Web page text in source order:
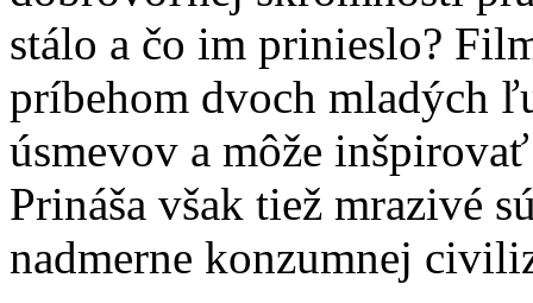
stálo a čo im prinieslo?
príbehom dvoch mladých
úsmevov a môže
Prináša však tiež mrazivé
nadmerne konzumnej